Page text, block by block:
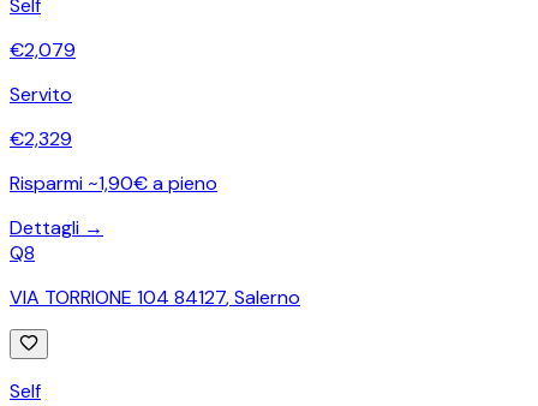
€2,079
Servito
€2,329
Risparmi ~1,90€ a pieno
Dettagli →
Q8
VIA TORRIONE 104 84127,Salerno
Self